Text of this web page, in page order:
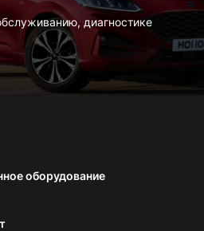
диагностике
оборудование